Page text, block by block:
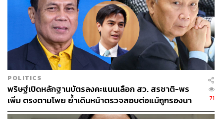
พิสูจน์อักษร:ภาสิณี เพิ่มพันธุ์พงศ์
TAGS: วิษณุ เครืองาม
การสรรหา ส.ว.
สมาชิกวุฒิสภา (สว.)
POLITICS
พริษฐ์เปิดหลักฐานบัตรลงคะแนนเลือก สว. สรชาติ-พร
เพิ่ม ตรงตามโพย ย้ำเดินหน้าตรวจสอบต่อแม้ถูกรองนา
ยกฯ ฟ้องหมิ่น
71